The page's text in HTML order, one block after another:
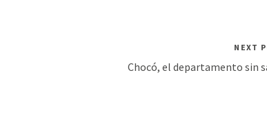
NEXT
Chocó, el departamento sin